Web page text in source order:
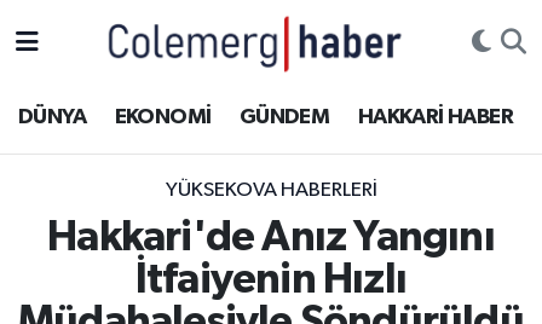
DÜNYA EKONOMİ GÜNDEM HAKKARİ HABER
YÜKSEKOVA HABERLERI
Hakkari'de Anız Yangını
İtfaiyenin Hızlı
ASAYİŞ
Hakkâri Hava Durumu
Hakkari Namaz Vakitleri
Hakkâri Trafik Yoğunluk Haritası